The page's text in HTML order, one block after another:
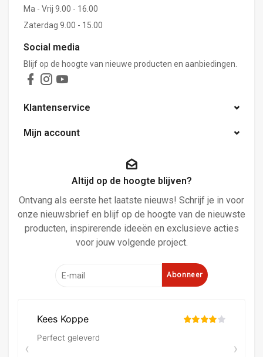
Ma - Vrij 9.00 - 16.00
Zaterdag 9.00 - 15.00
Social media
Blijf op de hoogte van nieuwe producten en aanbiedingen.
Klantenservice
Mijn account
Altijd op de hoogte blijven?
Ontvang als eerste het laatste nieuws! Schrijf je in voor
onze nieuwsbrief en blijf op de hoogte van de nieuwste
producten, inspirerende ideeën en exclusieve acties
voor jouw volgende project.
Abonneer